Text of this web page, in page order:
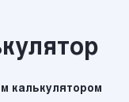
калькулятором